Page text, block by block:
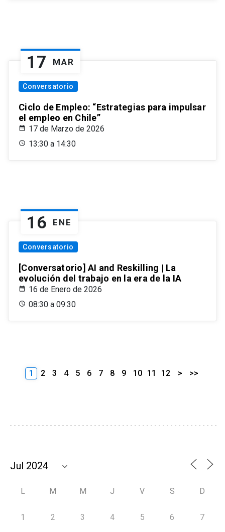
17 MAR
Conversatorio
Ciclo de Empleo: “Estrategias para impulsar
el empleo en Chile”
17 de Marzo de 2026
13:30 a 14:30
16 ENE
Conversatorio
[Conversatorio] AI and Reskilling | La
evolución del trabajo en la era de la IA
16 de Enero de 2026
08:30 a 09:30
1 2 3 4 5 6 7 8 9 10 11 12 > >>
L M M J V S D
1 2 3 4 5 6 7